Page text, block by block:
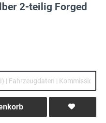
2-teilig Forged